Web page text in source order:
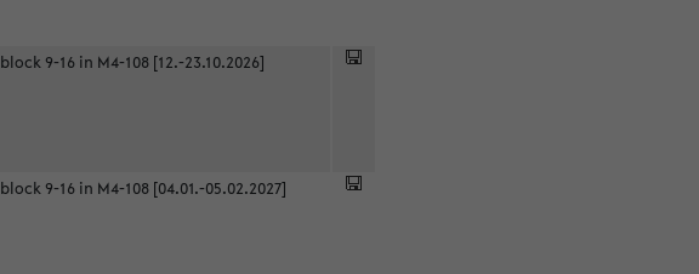
block 9-16 in M4-108 [12.-23.10.2026]
block 9-16 in M4-108 [04.01.-05.02.2027]